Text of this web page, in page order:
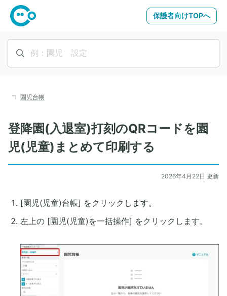
保護者向けTOPへ
園児台帳
登降園(入退室)打刻のQRコードを園
児(児童)まとめて印刷する
2026年4月22日 更新
[園児(児童)台帳] をクリックします。
左上の [園児(児童)を一括操作] をクリックします。